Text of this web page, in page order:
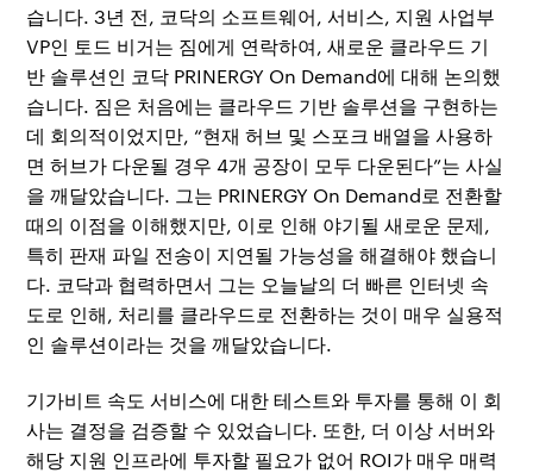
습니다. 3년 전, 코닥의 소프트웨어, 서비스, 지원 사업부
VP인 토드 비거는 짐에게 연락하여, 새로운 클라우드 기
반 솔루션인 코닥 PRINERGY On Demand에 대해 논의했
습니다. 짐은 처음에는 클라우드 기반 솔루션을 구현하는
데 회의적이었지만, “현재 허브 및 스포크 배열을 사용하
면 허브가 다운될 경우 4개 공장이 모두 다운된다”는 사실
을 깨달았습니다. 그는 PRINERGY On Demand로 전환할
때의 이점을 이해했지만, 이로 인해 야기될 새로운 문제,
특히 판재 파일 전송이 지연될 가능성을 해결해야 했습니
다. 코닥과 협력하면서 그는 오늘날의 더 빠른 인터넷 속
도로 인해, 처리를 클라우드로 전환하는 것이 매우 실용적
인 솔루션이라는 것을 깨달았습니다.
기가비트 속도 서비스에 대한 테스트와 투자를 통해 이 회
사는 결정을 검증할 수 있었습니다. 또한, 더 이상 서버와
해당 지원 인프라에 투자할 필요가 없어 ROI가 매우 매력